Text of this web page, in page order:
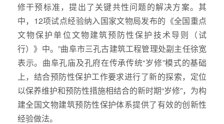
修干预标准，提出了关键共性问题的解决方案。其
中，12项试点经验纳入国家文物局发布的《全国重点
文物保护单位文物建筑预防性保护技术导则（试
行）》中。”曲阜市三孔古建筑工程管理处副主任徐宽
表示。曲阜孔庙及孔府在传承传统“岁修”模式的基础
上，结合预防性保护工作要求进行了新的探索，定位
以保养维护和预防性措施相结合的新时期“岁修”，为构
建全国文物建筑预防性保护体系提供了有效的创新性
经验做法。